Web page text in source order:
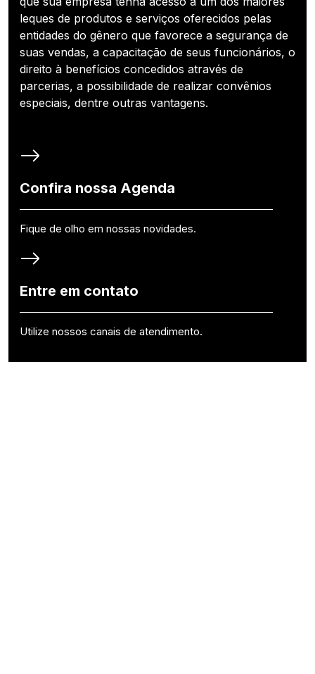
leques de produtos e serviços oferecidos pelas
entidades do gênero que favorece a segurança de
suas vendas, a capacitação de seus funcionários, o
direito à benefícios concedidos através de
parcerias, a possibilidade de realizar convênios
especiais, dentre outras vantagens.
Confira nossa Agenda
Fique de olho em nossas novidades.
Entre em contato
Utilize nossos canais de atendimento.